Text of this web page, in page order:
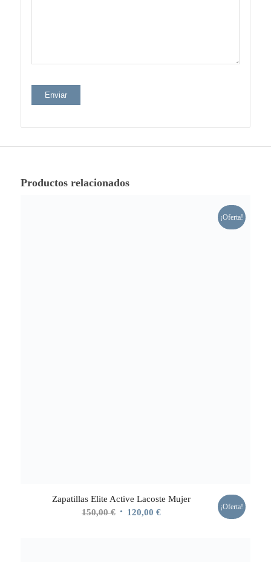
Productos relacionados
¡Oferta!
Zapatillas Elite Active Lacoste Mujer
150,00€ El 120,00 €El
¡Oferta!